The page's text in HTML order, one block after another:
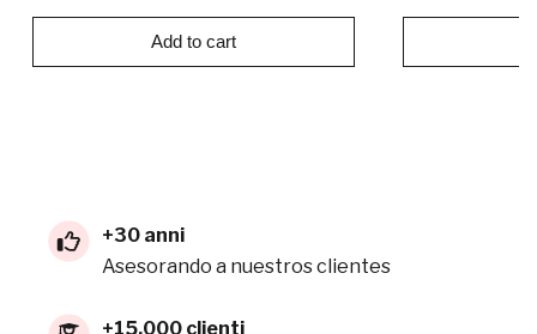
Add to cart
+30 anni
Asesorando a nuestros clientes
+15.000 clienti